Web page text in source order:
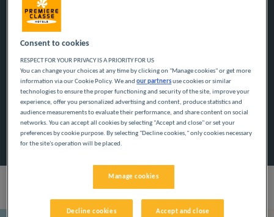
POZNAJ NASZE
PROGRAMY
LOJALNOŚCIOWE
Programy są dopasowane do Twoich pragnień —
korzystaj ze spersonalizowanych ofert.
Co zyskujesz
Consent to cookies
RESPECT FOR YOUR PRIVACY IS A PRIORITY FOR US
You can change your choices at any time by clicking on "Manage cookies" or get more
information via our Cookie Policy. We andour partnersuse cookies or similar
technologies to ensure the proper functioning and security of the site, improve your
experience, offer you personalized advertising and content, produce statistics and
audience measurements to evaluate their performance, and share content on social
networks. You can accept all cookies by selecting "Accept and close" or set your
preferences by cookie purpose. By selecting "Decline cookies," only cookies necessary
for the site's operation will be placed.
Manage cookies
Decline cookies Accept and close